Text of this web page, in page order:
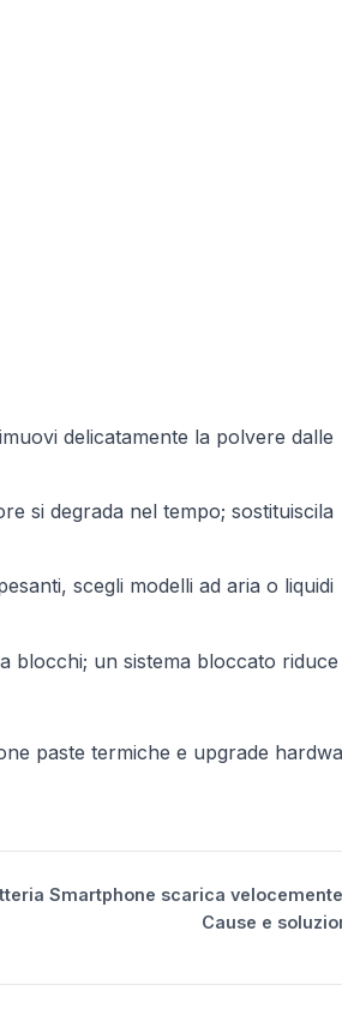
delicatamente la polvere dalle
si degrada nel tempo; sostituiscila
scegli modelli ad aria o liquidi
blocchi; un sistema bloccato riduce
paste termiche e upgrade
Smartphone scarica
Cause e